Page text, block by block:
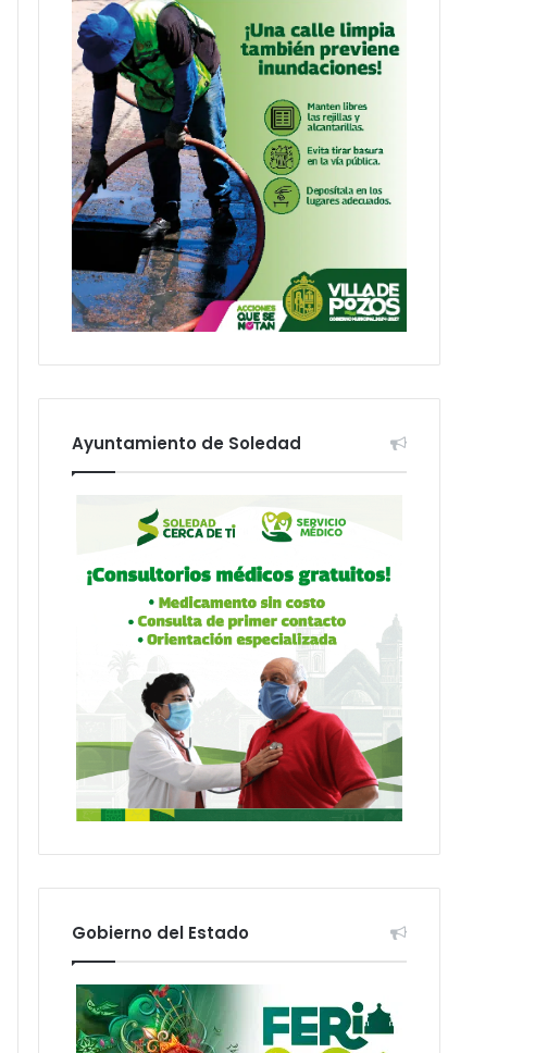
Ayuntamiento de Soledad
Gobierno del Estado